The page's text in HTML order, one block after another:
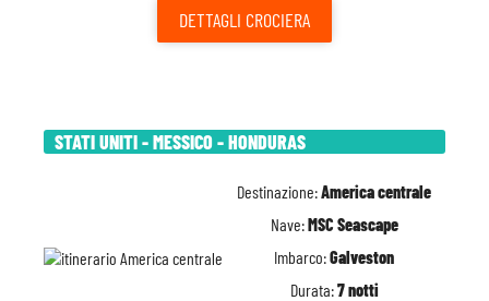
DETTAGLI CROCIERA
STATI UNITI - MESSICO - HONDURAS
Destinazione:America centrale
Nave:MSC Seascape
Imbarco:Galveston
Durata:7 notti